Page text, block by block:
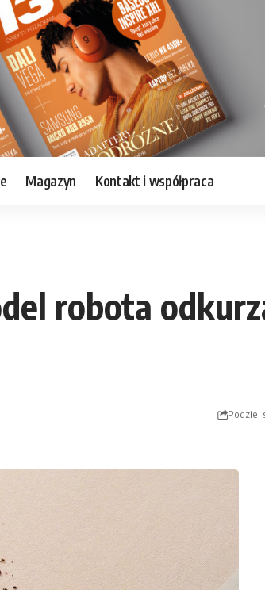
Magazyn Kontakt i współpraca
robota
Podziel